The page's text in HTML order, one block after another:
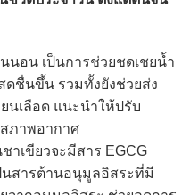
นอน เป็นการช่วยชดเชยน้ำ
ดชื่นขึ้น รวมทั้งยังช่วยส่ง
นเลือด แนะนำให้ปรับ
ภาพอากาศ
าเขียวจะมีสาร EGCG
นสารต้านอนุมูลอิสระที่มี